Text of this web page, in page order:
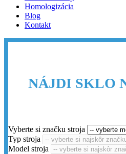
Homologizácia
Blog
Kontakt
NÁJDI SKLO
Vyberte si značku stroja
Typ stroja
Model stroja